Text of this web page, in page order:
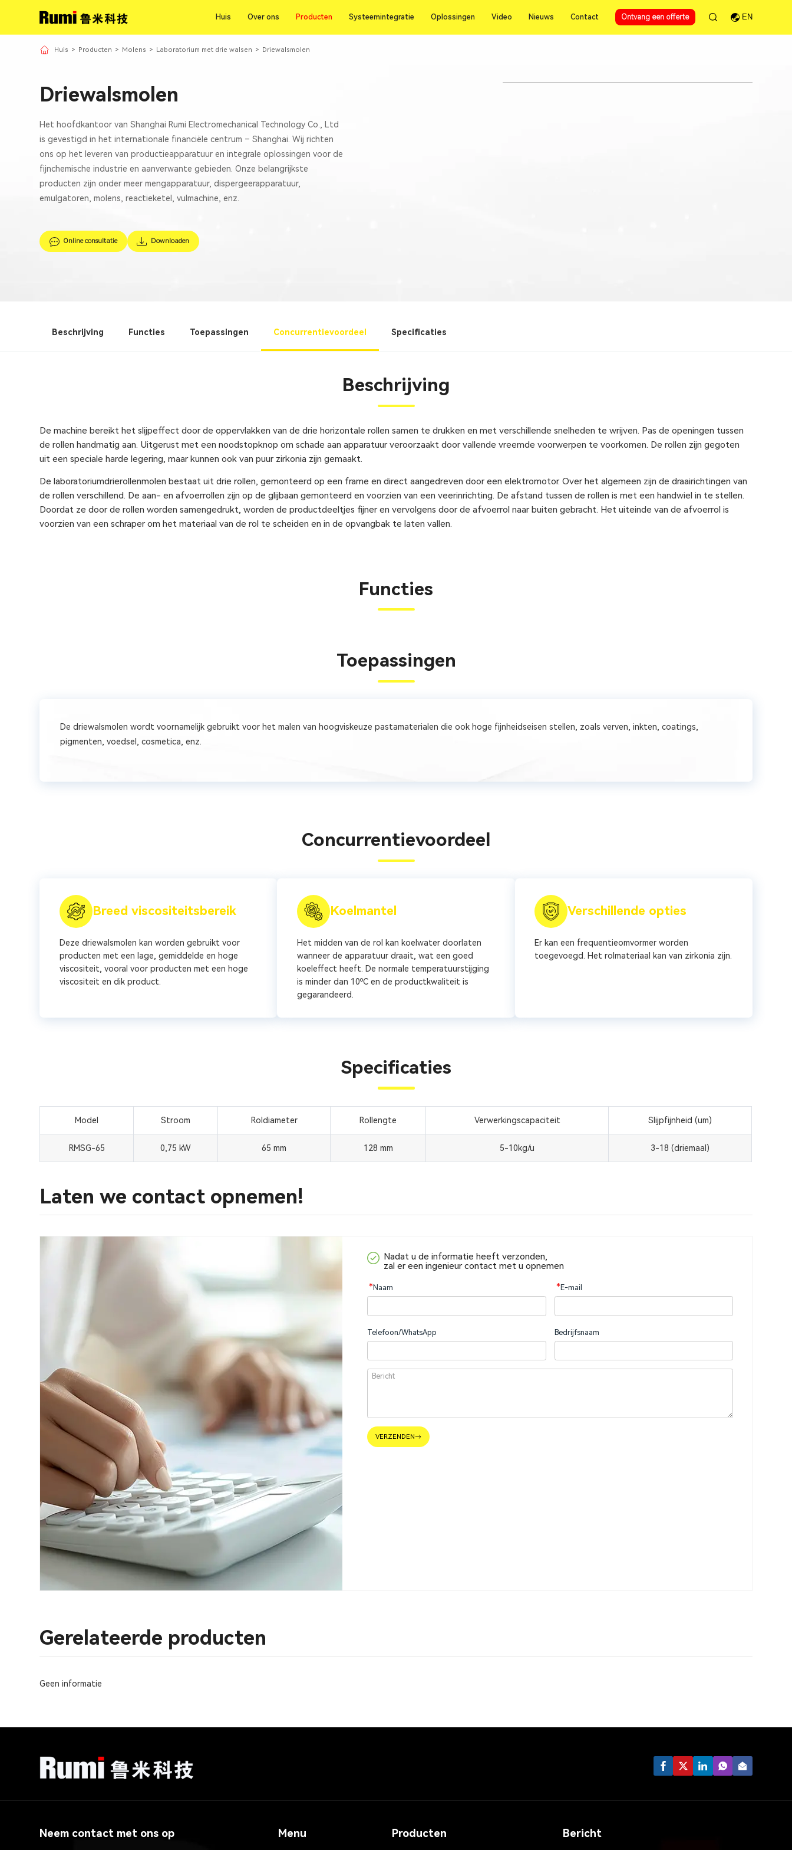
Huis Over ons
Producten
Systeemintegratie Oplossingen Video Nieuws Contact Ontvang een offerte EN
Huis > Producten > Molens > Laboratorium met drie walsen > Driewalsmolen
Driewalsmolen
Het hoofdkantoor van Shanghai Rumi Electromechanical Technology Co., Ltd
is gevestigd in het internationale financiële centrum – Shanghai. Wij richten
ons op het leveren van productieapparatuur en integrale oplossingen voor de
fijnchemische industrie en aanverwante gebieden. Onze belangrijkste
producten zijn onder meer mengapparatuur, dispergeerapparatuur,
emulgatoren, molens, reactieketel, vulmachine, enz.
Online consultatie Downloaden
Beschrijving Functies Toepassingen Concurrentievoordeel Specificaties
Beschrijving
De machine bereikt het slijpeffect door de oppervlakken van de drie horizontale rollen samen te drukken en met verschillende snelheden te wrijven. Pas de openingen tussen
de rollen handmatig aan. Uitgerust met een noodstopknop om schade aan apparatuur veroorzaakt door vallende vreemde voorwerpen te voorkomen. De rollen zijn gegoten
uit een speciale harde legering, maar kunnen ook van puur zirkonia zijn gemaakt.
De laboratoriumdrierollenmolen bestaat uit drie rollen, gemonteerd op een frame en direct aangedreven door een elektromotor. Over het algemeen zijn de draairichtingen van
de rollen verschillend. De aan- en afvoerrollen zijn op de glijbaan gemonteerd en voorzien van een veerinrichting. De afstand tussen de rollen is met een handwiel in te stellen.
Doordat ze door de rollen worden samengedrukt, worden de productdeeltjes fijner en vervolgens door de afvoerrol naar buiten gebracht. Het uiteinde van de afvoerrol is
voorzien van een schraper om het materiaal van de rol te scheiden en in de opvangbak te laten vallen.
Functies
Toepassingen
De driewalsmolen wordt voornamelijk gebruikt voor het malen van hoogviskeuze pastamaterialen die ook hoge fijnheidseisen stellen, zoals verven, inkten, coatings,
pigmenten, voedsel, cosmetica, enz.
Concurrentievoordeel
Breed viscositeitsbereik
Deze driewalsmolen kan worden gebruikt voor
producten met een lage, gemiddelde en hoge
viscositeit, vooral voor producten met een hoge
viscositeit en dik product.
Koelmantel
Het midden van de rol kan koelwater doorlaten
wanneer de apparatuur draait, wat een goed
koeleffect heeft. De normale temperatuurstijging
is minder dan 10ºC en de productkwaliteit is
gegarandeerd.
Verschillende opties
Er kan een frequentieomvormer worden
toegevoegd. Het rolmateriaal kan van zirkonia zijn.
Specificaties
Model Stroom Roldiameter Rollengte Verwerkingscapaciteit Slijpfijnheid (um)
RMSG-65 0,75 kW 65 mm 128 mm 5-10kg/u 3-18 (driemaal)
Laten we contact opnemen!
Nadat u de informatie heeft verzonden,
zal er een ingenieur contact met u opnemen
*Naam *E-mail
Telefoon/WhatsApp Bedrijfsnaam
VERZENDEN
Gerelateerde producten
Geen informatie
Neem contact met ons op Menu Producten Bericht